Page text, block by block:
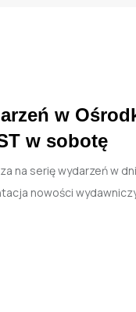
w
w sobotę
na serię wydarzeń w
nowości